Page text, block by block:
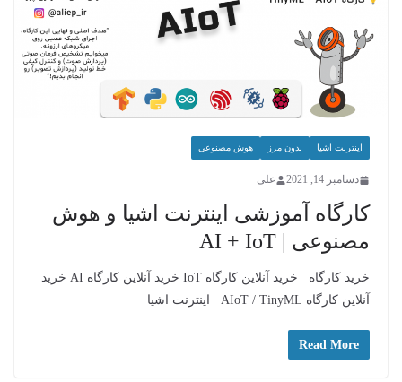
اینترنت اشیا بدون مرز هوش مصنوعی
دسامبر 14, 2021 علی
کارگاه آموزشی اینترنت اشیا و هوش
مصنوعی | AI + IoT
خرید کارگاه خرید آنلاین کارگاه IoT خرید آنلاین کارگاه AI خرید
آنلاین کارگاه AIoT / TinyML اینترنت اشیا
Read More